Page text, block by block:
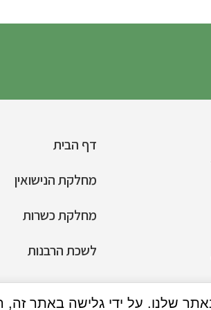
דף הבית
מחלקת הנישואין
מחלקת כשרות
לשכת הרבנות
הצהרת נגישות